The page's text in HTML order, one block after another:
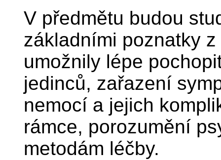
V předmětu budou
základními poznatky
umožnily lépe
jedinců, zařazení
nemocí a jejich
rámce, porozumění
metodám léčby.